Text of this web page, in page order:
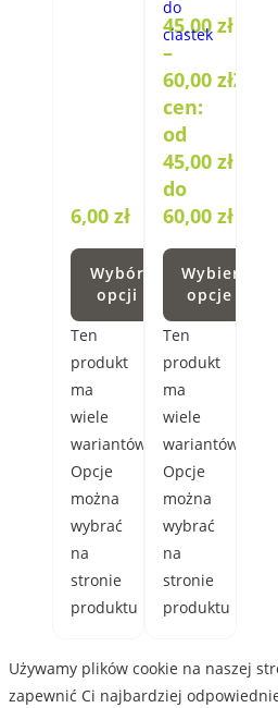
6,00 zł
Wybór
opcji
Ten
produkt
ma
wiele
wariantów.
Opcje
można
wybrać
na
stronie
produktu
45,00 zł
–
60,00 zł
cen:
od
45,00 zł
do
60,00 zł
Wybierz
opcje
Ten
produkt
ma
wiele
wariantów.
Opcje
można
wybrać
na
stronie
produktu
Używamy plików cookie na naszej
zapewnić Ci najbardziej